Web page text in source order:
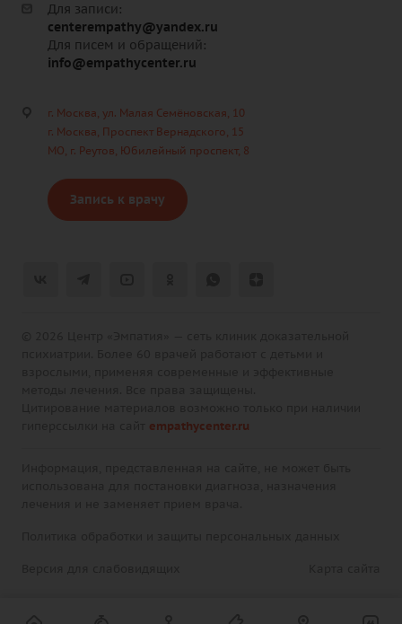
Для записи:
centerempathy@yandex.ru
Для писем и обращений:
info@empathycenter.ru
г. Москва, ул. Малая Семёновская, 10
г. Москва, Проспект Вернадского, 15
МО, г. Реутов, Юбилейный проспект, 8
Запись к врачу
empathycenter.ru